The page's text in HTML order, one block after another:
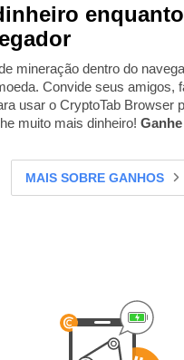
mineração dentro do
Convide seus amigos,
usar o CryptoTab Browser
muito mais dinheiro!
MAIS SOBRE GANHOS